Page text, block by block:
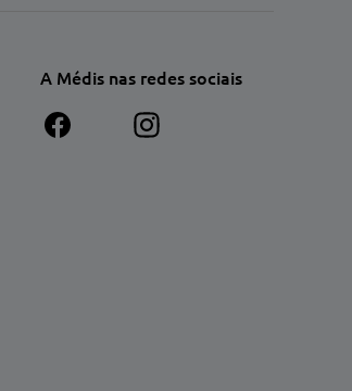
A Médis nas redes sociais